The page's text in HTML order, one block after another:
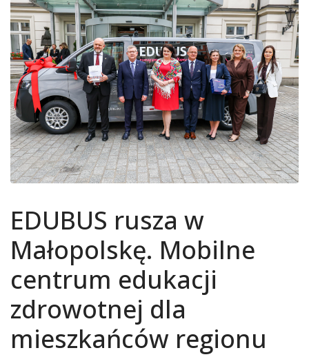
EDUBUS rusza w
Małopolskę. Mobilne
centrum edukacji
zdrowotnej dla
mieszkańców regionu